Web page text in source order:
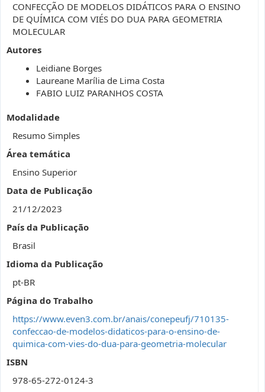
CONFECÇÃO DE MODELOS DIDÁTICOS PARA O ENSINO
DE QUÍMICA COM VIÉS DO DUA PARA GEOMETRIA
MOLECULAR
Autores
Leidiane Borges
Laureane Marília de Lima Costa
FABIO LUIZ PARANHOS COSTA
Modalidade
Resumo Simples
Área temática
Ensino Superior
Data de Publicação
21/12/2023
País da Publicação
Brasil
Idioma da Publicação
pt-BR
Página do Trabalho
https://www.even3.com.br/anais/conepeufj/710135-
confeccao-de-modelos-didaticos-para-o-ensino-de-
quimica-com-vies-do-dua-para-geometria-molecular
ISBN
978-65-272-0124-3